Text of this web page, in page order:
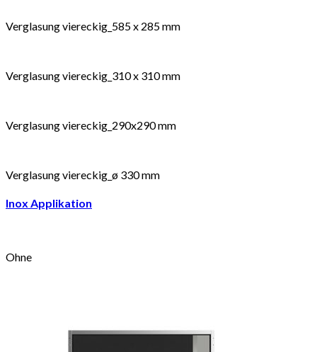
Verglasung viereckig_585 x 285 mm
Verglasung viereckig_310 x 310 mm
Verglasung viereckig_290x290 mm
Verglasung viereckig_ø 330 mm
Inox Applikation
Ohne